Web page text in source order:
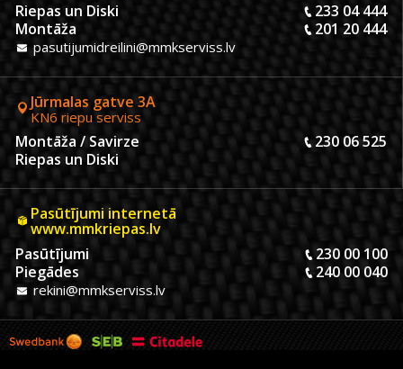
Riepas un Diski
233 04 444
Montāža
201 20 444
pasutijumidreilini@mmkserviss.lv
Jūrmalas gatve 3A
KN6 riepu serviss
Montāža / Savirze
230 06 525
Riepas un Diski
Pasūtījumi internetā
www.mmkriepas.lv
Pasūtījumi
230 00 100
Piegādes
240 00 040
rekini@mmkserviss.lv